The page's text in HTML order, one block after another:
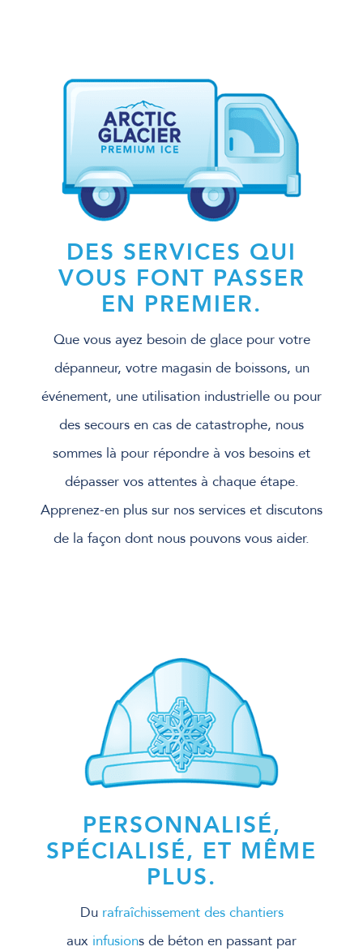
DES SERVICES QUI
VOUS FONT PASSER
EN PREMIER.
Que vous ayez besoin de glace pour votre
dépanneur, votre magasin de boissons, un
événement, une utilisation industrielle ou pour
des secours en cas de catastrophe, nous
sommes là pour répondre à vos besoins et
dépasser vos attentes à chaque étape.
Apprenez-en plus sur nos services et discutons
de la façon dont nous pouvons vous aider.
PERSONNALISÉ,
SPÉCIALISÉ, ET MÊME
PLUS.
Du rafraîchissement des chantiers
aux infusions de béton en passant par